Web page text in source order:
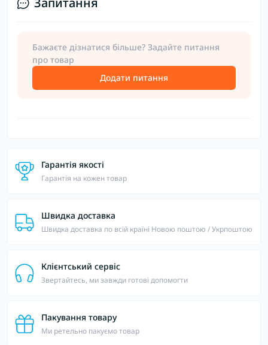
Бажаєте дізнатися більше? Задайте питання
про товар
Додати питання
Гарантія якості
Гарантія на кожен товар
Швидка доставка
Швидка доставка по всій країні Новою поштою / Укрпоштою
Клієнтський сервіс
Звертайтесь, ми завжди готові допомогти
Пакування товару
Ми ретельно пакуємо товар